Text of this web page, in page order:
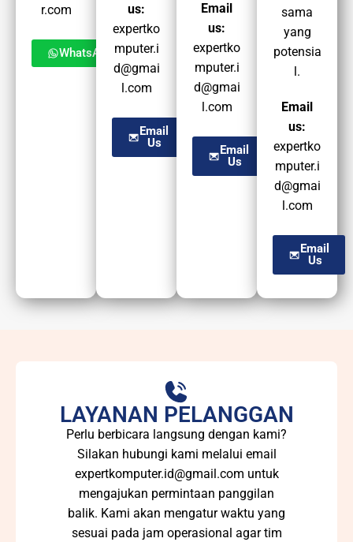
r.com
WhatsApp
us:
expertko
mputer.i
d@gmai
l.com
Email
Us
Email
us:
expertko
mputer.i
d@gmai
l.com
Email
Us
sama
yang
potensia
l.
Email
us:
expertko
mputer.i
d@gmai
l.com
Email
Us
LAYANAN PELANGGAN
Perlu berbicara langsung dengan kami?
Silakan hubungi kami melalui email
expertkomputer.id@gmail.com untuk
mengajukan permintaan panggilan
balik. Kami akan mengatur waktu yang
sesuai pada jam operasional agar tim